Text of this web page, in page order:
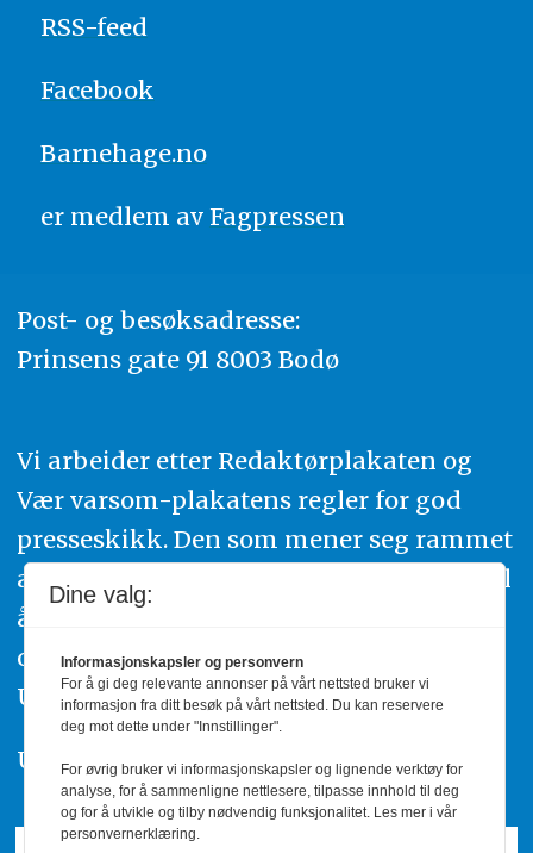
RSS-feed
Facebook
Barnehage.no
er medlem av Fagpressen
Post- og besøksadresse:
Prinsens gate 91 8003 Bodø
Vi arbeider etter Redaktørplakaten og
Vær varsom-plakatens regler for god
presseskikk. Den som mener seg rammet
av urettmessig publisering, oppfordres til
å ta kontakt med redaksjonen. Du kan
også klage inn saker til Pressens Faglige
Utvalg,www.pfu.no.
Utgiver: PBL
Dine valg:
Informasjonskapsler og personvern
For å gi deg relevante annonser på vårt nettsted bruker vi
informasjon fra ditt besøk på vårt nettsted. Du kan reservere
deg mot dette under "Innstillinger".
For øvrig bruker vi informasjonskapsler og lignende verktøy for
analyse, for å sammenligne nettlesere, tilpasse innhold til deg
og for å utvikle og tilby nødvendig funksjonalitet. Les mer i vår
personvernerklæring.